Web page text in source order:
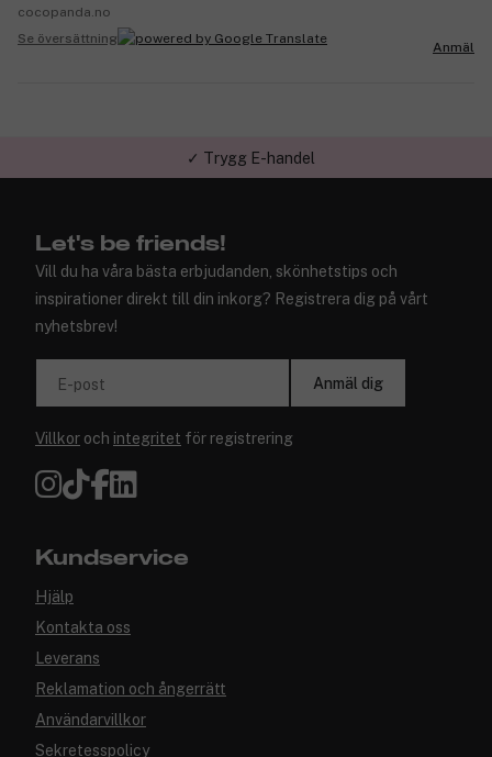
cocopanda.no
Se översättning
Anmäl
✓ Trygg E-handel
Let's be friends!
Vill du ha våra bästa erbjudanden, skönhetstips och
inspirationer direkt till din inkorg? Registrera dig på vårt
nyhetsbrev!
E-post Anmäl dig
Villkor och integritet för registrering
Kundservice
Hjälp
Kontakta oss
Leverans
Reklamation och ångerrätt
Användarvillkor
Sekretesspolicy